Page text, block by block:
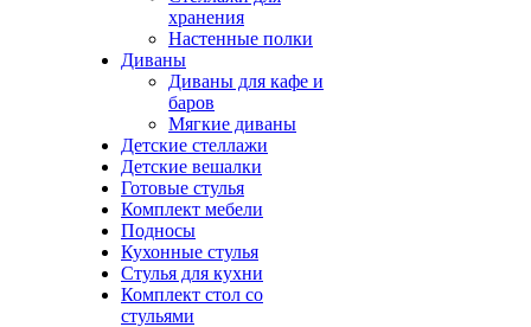
хранения
Настенные полки
Диваны
Диваны для кафе и
баров
Мягкие диваны
Детские стеллажи
Детские вешалки
Готовые стулья
Комплект мебели
Подносы
Кухонные стулья
Стулья для кухни
Комплект стол со
стульями